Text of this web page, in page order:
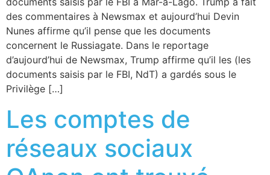
des commentaires à Newsmax et aujourd’hui Devin
Nunes affirme qu’il pense que les documents
concernent le Russiagate. Dans le reportage
d’aujourd’hui de Newsmax, Trump affirme qu’il les (les
documents saisis par le FBI, NdT) a gardés sous le
Privilège […]
Les comptes de
réseaux sociaux